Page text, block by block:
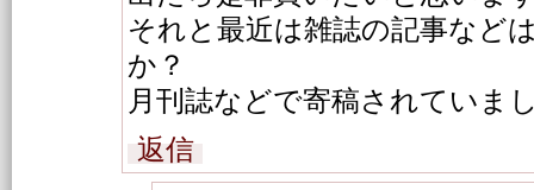
それと最近は雑誌の記事など
か？
月刊誌などで寄稿されていま
返信